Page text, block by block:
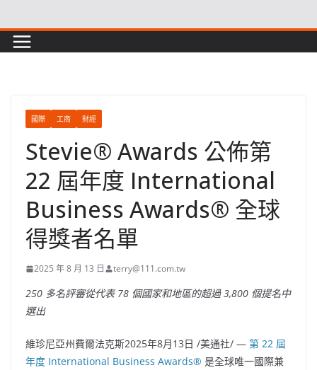
to
content
國際 工商 財經
Stevie® Awards 公佈第
22 屆年度 International
Business Awards® 全球
得獎者名單
2025 年 8 月 13 日 terry@111.com.tw
250 多名評審從代表 78 個國家和地區的超過 3,800 個提名中
選出
維珍尼亞州費爾法克斯2025年8月13日 /美通社/ — 第 22 屆
年度 International Business Awards® 是全球唯一國際兼